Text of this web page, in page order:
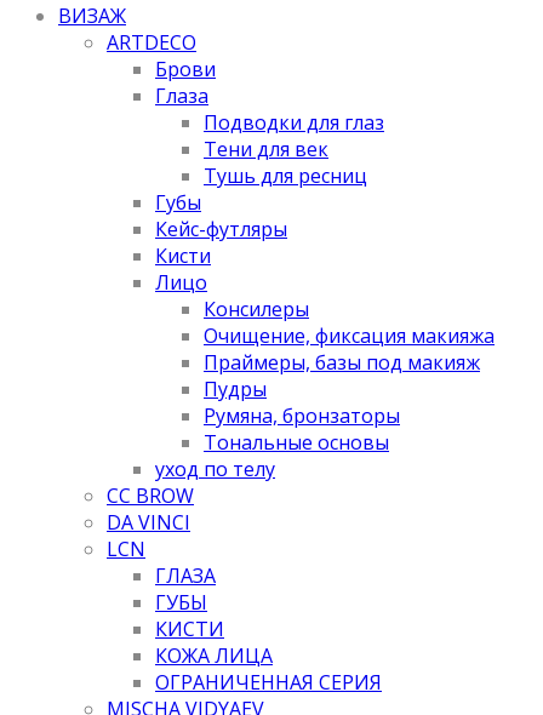
ВИЗАЖ
ARTDECO
Брови
Глаза
Подводки для глаз
Тени для век
Тушь для ресниц
Губы
Кейс-футляры
Кисти
Лицо
Консилеры
Очищение, фиксация макияжа
Праймеры, базы под макияж
Пудры
Румяна, бронзаторы
Тональные основы
уход по телу
CC BROW
DA VINCI
LCN
ГЛАЗА
ГУБЫ
КИСТИ
КОЖА ЛИЦА
ОГРАНИЧЕННАЯ СЕРИЯ
MISCHA VIDYAEV